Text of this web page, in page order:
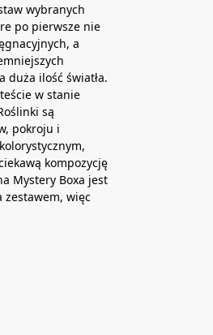
wybranych
po pierwsze nie
a
duża ilość światła.
w stanie
są
pokroju i
kompozycję
Mystery Boxa jest
zestawem, więc